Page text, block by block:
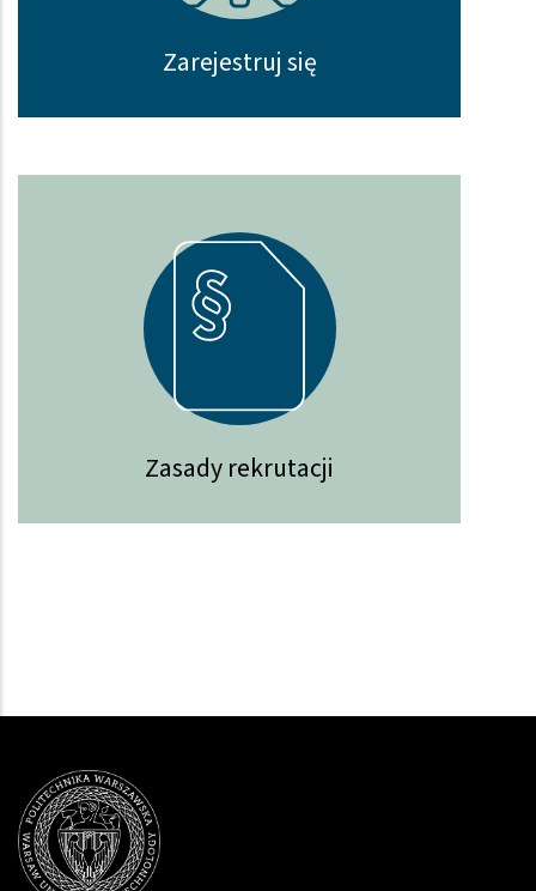
Zarejestruj się
Zasady rekrutacji